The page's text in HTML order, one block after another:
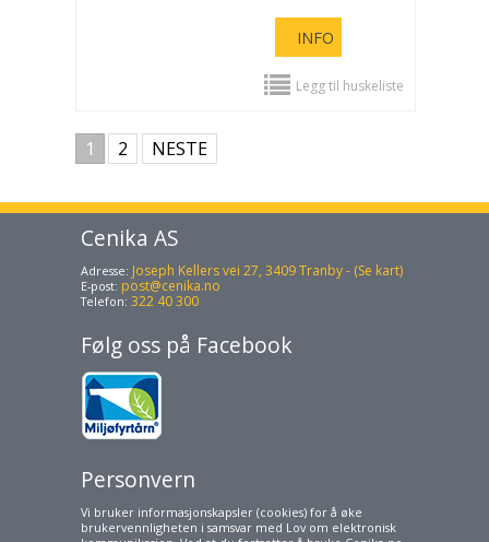
INFO
Legg til huskeliste
1 2 NESTE
Cenika AS
Adresse: Joseph Kellers vei 27, 3409 Tranby - (Se kart)
E-post: post@cenika.no
Telefon: 322 40 300
Følg oss på Facebook
Personvern
Vi bruker informasjonskapsler (cookies) for å øke
brukervennligheten i samsvar med Lov om elektronisk